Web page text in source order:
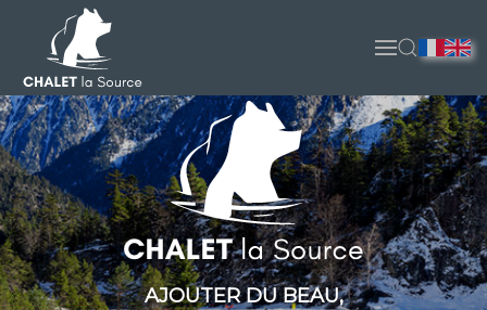
Accéder au contenu principal
AJOUTER DU BEAU,